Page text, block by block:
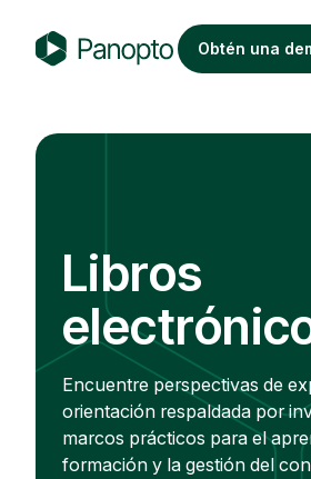
n
o
Obtén una
Libros
Encuentre perspectivas de
orientación respaldada por
marcos prácticos para el
formación y la gestión del